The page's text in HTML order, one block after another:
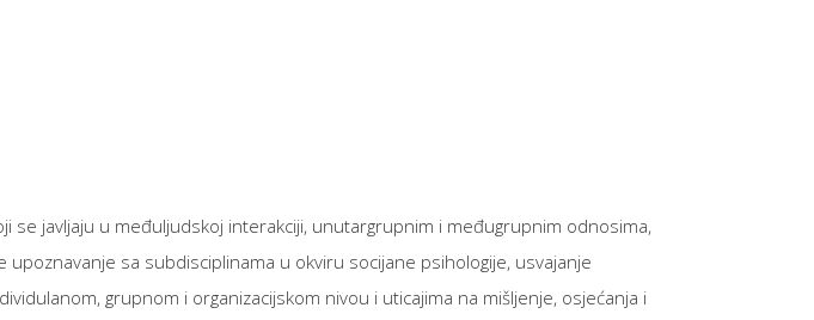
javljaju u međuljudskoj interakciji, unutargrupnim i međugrupnim odnosima,
sa subdisciplinama u okviru socijane psihologije, usvajanje
grupnom i organizacijskom nivou i uticajima na mišljenje, osjećanja i